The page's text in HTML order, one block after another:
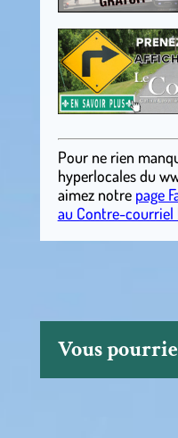
Pour ne rien
hyperlocalesdu
aimez notre page
au Contre-courriel
Vous